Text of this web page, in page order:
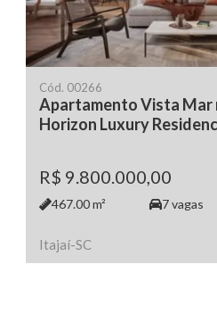
Cód. 00266
Apartamento Vista Mar
Horizon Luxury
R$ 9.800.000,00
467.00m² 7vagas
Itajaí-SC